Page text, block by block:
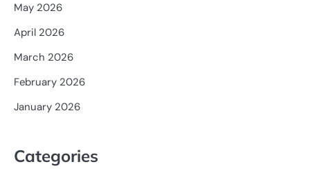
May 2026
April 2026
March 2026
February 2026
January 2026
Categories